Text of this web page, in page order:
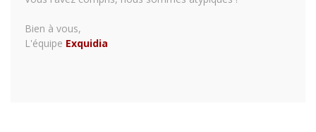
Bien à vous,
L'équipe Exquidia